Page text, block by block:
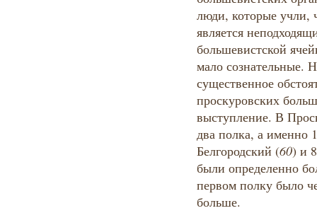
люди, которые учли,
является
большевистской
мало сознательные.
существенное
проскуровских
выступление. В
два полка, а
Белгородский (60) и
были определенно
первом полку было
больше.